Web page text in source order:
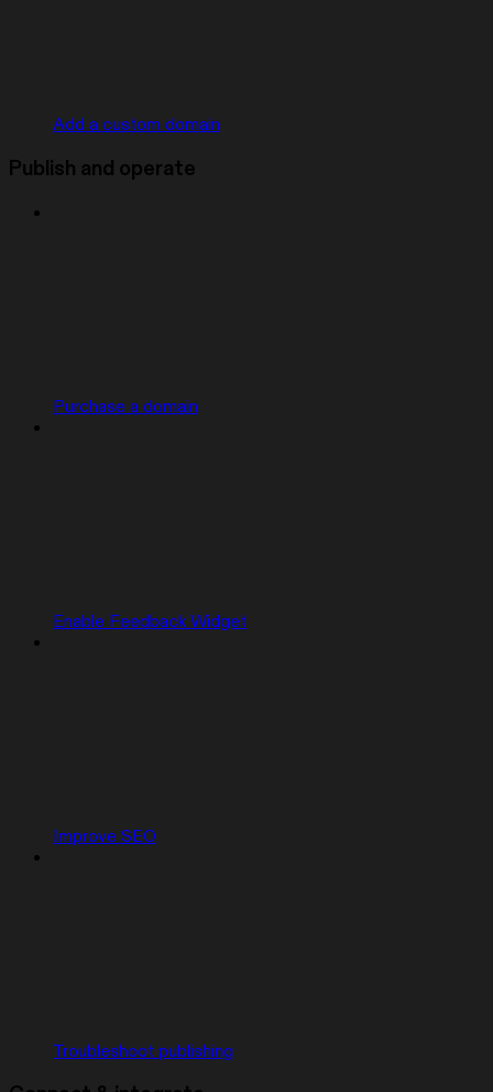
Add a custom domain
Publish and operate
Purchase a domain
Enable Feedback Widget
Improve SEO
Troubleshoot publishing